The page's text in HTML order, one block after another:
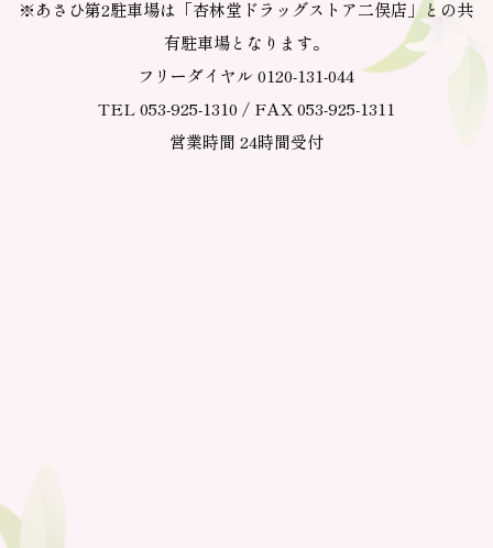
※あさひ第2駐車場は「杏林堂ドラッグストア二俣店」との共
有駐車場となります。
フリーダイヤル 0120-131-044
TEL 053-925-1310 / FAX 053-925-1311
営業時間 24時間受付